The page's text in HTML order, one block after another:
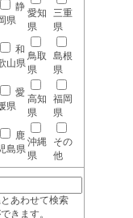
静
県
愛知
県
三重
県
和
山県
鳥取
県
島根
県
愛
県
高知
県
福岡
県
鹿
島県
沖縄
県
その
他
あわせて検索
きます。